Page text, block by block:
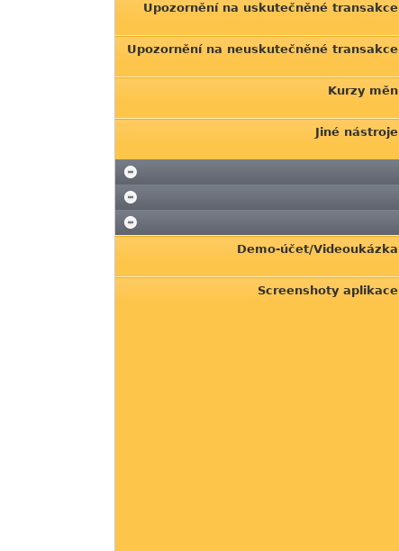
Upozornění na uskutečněné transakce
Upozornění na neuskutečněné transakce
Kurzy měn
Jiné nástroje
Demo-účet/Videoukázka
Screenshoty aplikace